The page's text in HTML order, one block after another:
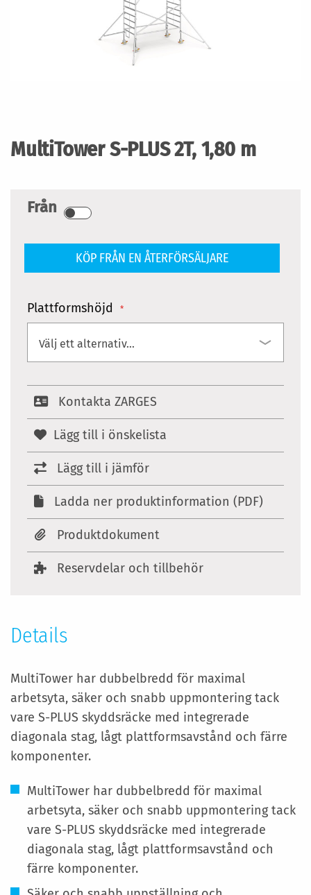
MultiTower S-PLUS 2T, 1,80 m
Från
KÖP FRÅN EN ÅTERFÖRSÄLJARE
Plattformshöjd
Kontakta ZARGES
Lägg till i önskelista
Lägg till i jämför
Ladda ner produktinformation (PDF)
Produktdokument
Reservdelar och tillbehör
av
Details
MultiTower har dubbelbredd för maximal
arbetsyta, säker och snabb uppmontering tack
vare S-PLUS skyddsräcke med integrerade
diagonala stag, lågt plattformsavstånd och färre
komponenter.
MultiTower har dubbelbredd för maximal
arbetsyta, säker och snabb uppmontering tack
vare S-PLUS skyddsräcke med integrerade
diagonala stag, lågt plattformsavstånd och
färre komponenter.